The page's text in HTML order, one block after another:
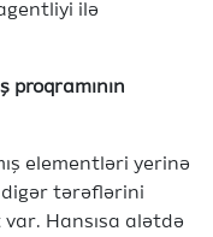
ilə
proqramının
elementləri yerinə
digər tərəflərini
Hansısa alətdə